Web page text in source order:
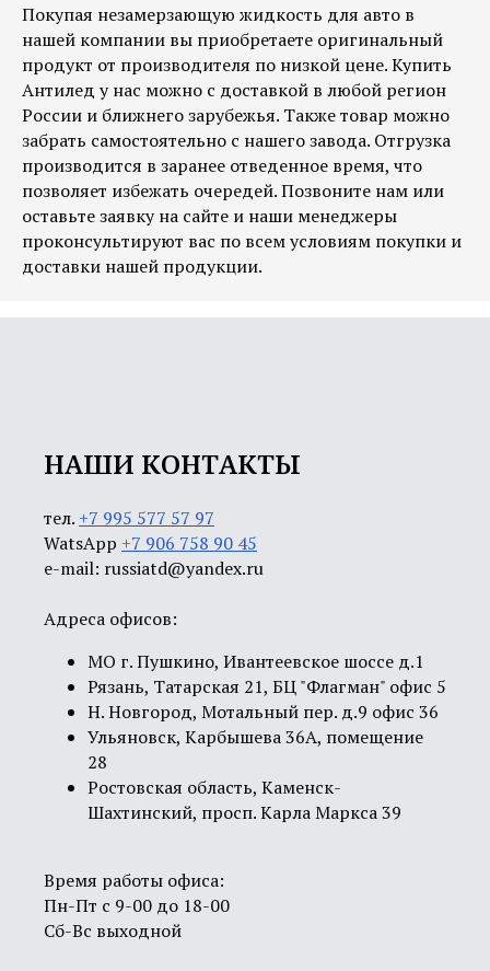
Покупая незамерзающую жидкость для авто в
нашей компании вы приобретаете оригинальный
продукт от производителя по низкой цене. Купить
Антилед у нас можно с доставкой в любой регион
России и ближнего зарубежья. Также товар можно
забрать самостоятельно с нашего завода. Отгрузка
производится в заранее отведенное время, что
позволяет избежать очередей. Позвоните нам или
оставьте заявку на сайте и наши менеджеры
проконсультируют вас по всем условиям покупки и
доставки нашей продукции.
НАШИ КОНТАКТЫ
тел. +7 995 577 57 97
WatsApp +7 906 758 90 45
e-mail: russiatd@yandex.ru
Адреса офисов:
МО г. Пушкино, Ивантеевское шоссе д.1
Рязань, Татарская 21, БЦ "Флагман" офис 5
Н. Новгород, Мотальный пер. д.9 офис 36
Ульяновск, Карбышева 36А, помещение
28
Ростовская область, Каменск-
Шахтинский, просп. Карла Маркса 39
Время работы офиса:
Пн-Пт с 9-00 до 18-00
Сб-Вс выходной